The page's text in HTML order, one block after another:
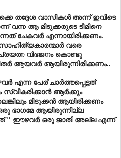
തദ്ദേശ വാസികൾ അന്ന് ഇവിടെ
വന്ന ആ മിടുക്കരുടെ ടീമിനെ
ചേകവർ എന്നായിരിക്കണം.
വരെ
പ്രയത്ന വിഭജനം കൊണ്ടു
ആയവർ ആയിരുന്നിരിക്കണം..
പേര് ചാർത്തപ്പെട്ടത്
ആർക്കും
മിടുക്കൻ ആയിരിക്കണം
ഭാഗമേ ആയിരുന്നില്ല
" ഈഴവർ ഒരു ജാതി അല്ല എന്ന്